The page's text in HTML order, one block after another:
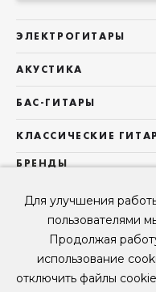
Для улучшения
пользователями
Продолжая
использование
отключить файлы
ЭЛЕКТРОГИТАРЫ
Telecaster
Les Paul
Superstrat
АКУСТИКА
Фолки (ОМ, 000, 00)
Гранд Аудиториум
Б/У, уцененные гитары
БАС-ГИТАРЫ
Precision Bass
Б/У, уцененные гитары
КЛАССИЧЕСКИЕ
Все классические гитары
Б/У, уцененные гитары
БРЕНДЫ
Sigma Guitars
Enya Guitars
Fender
Gibson
Контакты
Мы в Telegram
Мы в ВК
Мы в YouTube